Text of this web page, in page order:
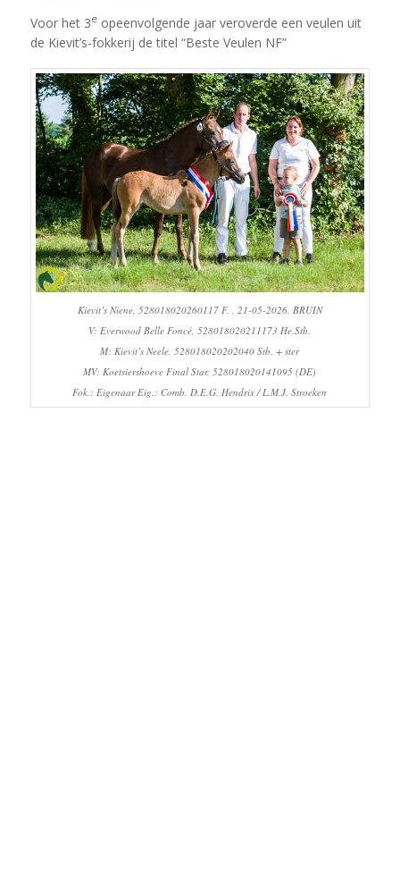
Voor het 3eopeenvolgende jaar veroverde een veulen uit
de Kievit’s-fokkerij de titel “Beste Veulen NF”
Kievit’s Niene, 528018020260117 F. , 21-05-2026, BRUIN
V: Everwood Belle Foncé, 528018020211173 He.Stb.
M: Kievit’s Neele, 528018020202040 Stb. + ster
MV: Koetsiershoeve Final Star, 528018020141095 (DE)
Fok.: Eigenaar Eig.: Comb. D.E.G. Hendrix / L.M.J. Stroeken